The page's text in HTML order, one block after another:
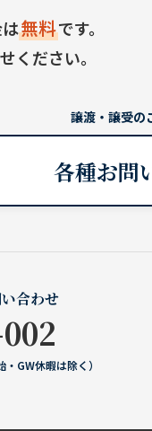
無料です。
ください。
譲渡・譲受の
各種お問
合わせ
GW休暇は除く）